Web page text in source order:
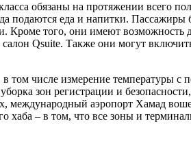
обязаны на протяжении всего
подаются еда и напитки.
Кроме того, они имеют
Qsuite. Также они могут
том числе измерение температуры
зон регистрации и
международный аэропорт Хамад
хаба – в том, что все зоны и